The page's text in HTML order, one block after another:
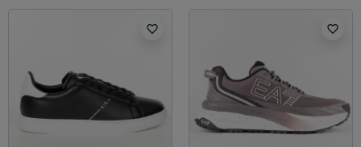
favorite_border favorite_border